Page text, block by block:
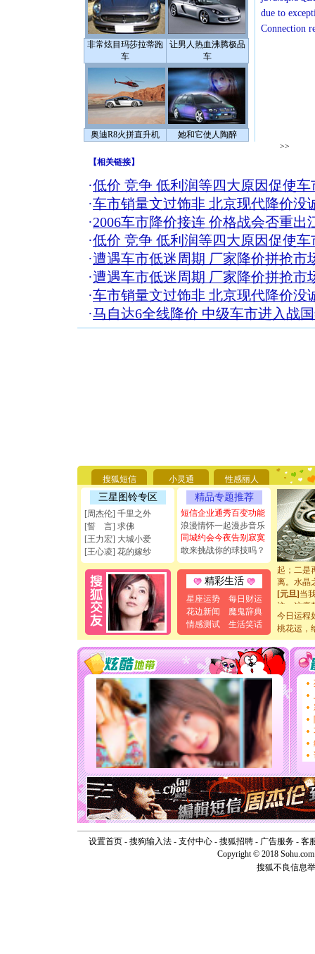
非常炫目玛莎拉蒂跑
车
让男人热血沸腾极品
车
奥迪R8火拼直升机 她和它使人陶醉
due to
Connection
>>
【相关链接】
·低价 竞争 低利润等四大原因促使车
·车市销量文过饰非 北京现代降价没
·2006车市降价接连 价格战会否重出
·低价 竞争 低利润等四大原因促使车
·遭遇车市低迷周期 厂家降价拼抢市
·遭遇车市低迷周期 厂家降价拼抢市
·车市销量文过饰非 北京现代降价没
·马自达6全线降价 中级车市进入战
搜狐短信 小灵通 性感丽人
三星图铃专区
[周杰伦] 千里之外
[誓 言] 求佛
[王力宏] 大城小爱
[王心凌] 花的嫁纱
精品专题推荐
短信企业通秀百变功能
浪漫情怀一起漫步音乐
同城约会今夜告别寂寞
敢来挑战你的球技吗？
精彩生活
星座运势
每日财运
花边新闻
魔鬼辞典
情感测试
生活笑话
能正大光
天都要快
[圣诞节]
如意,快
[元旦]看
断电。爱
你是我专
[元旦]如
起；二是
离。水晶
[元旦] 当
泣，这痛
卖了。水
[春节]风
道一声平
[春节]传
片叶子是
送你一
[圣诞节]
你太多
要平安
[圣诞节]
能正大
天都要快
[圣诞节]
如意,快
[元旦]看
断电。爱
你是我专
[元旦]如
起；二是
离。水晶
[元旦]当
今日运程
桃花运，
设置首页- 搜狗输入法- 支付中心- 搜狐招聘- 广告服务- 客
Copyright © 2018
搜狐不良信息